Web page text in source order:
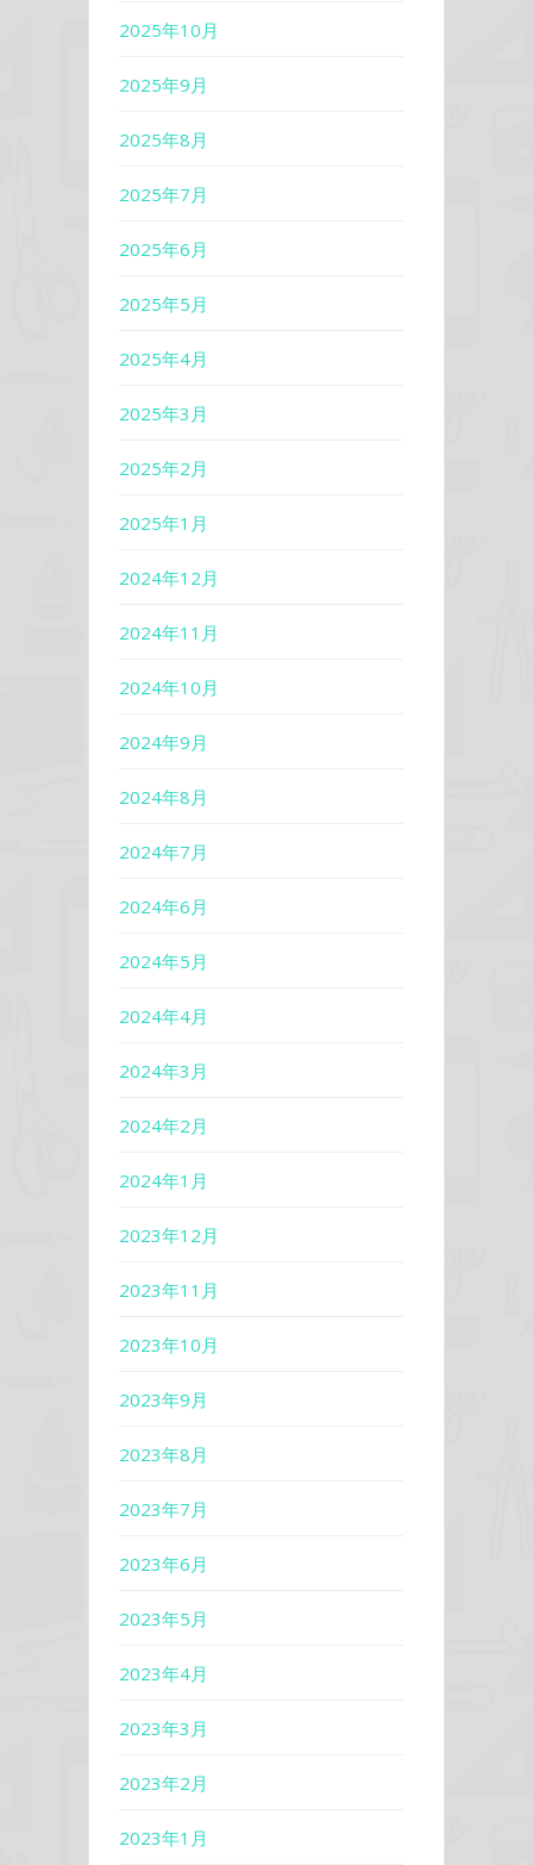
2025年10月
2025年9月
2025年8月
2025年7月
2025年6月
2025年5月
2025年4月
2025年3月
2025年2月
2025年1月
2024年12月
2024年11月
2024年10月
2024年9月
2024年8月
2024年7月
2024年6月
2024年5月
2024年4月
2024年3月
2024年2月
2024年1月
2023年12月
2023年11月
2023年10月
2023年9月
2023年8月
2023年7月
2023年6月
2023年5月
2023年4月
2023年3月
2023年2月
2023年1月